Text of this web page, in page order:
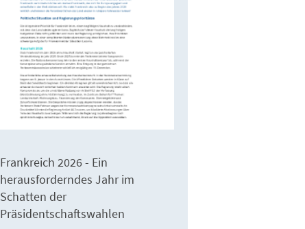
Frankreich 2026 - Ein
herausforderndes Jahr im
Schatten der
Präsidentschaftswahlen